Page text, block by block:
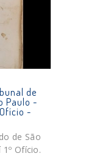
de
Paulo -
-
de São
1º Ofício.